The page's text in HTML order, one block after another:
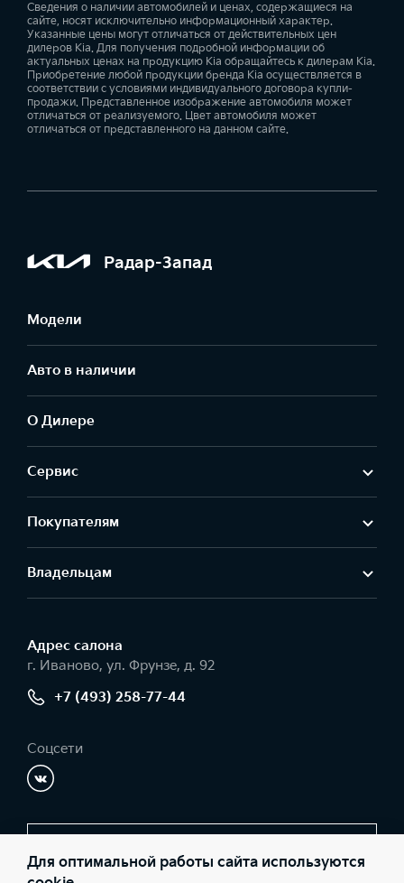
Сведения о наличии автомобилей и ценах, содержащиеся на
сайте, носят исключительно информационный характер.
Указанные цены могут отличаться от действительных цен
дилеров Kia. Для получения подробной информации об
актуальных ценах на продукцию Kia обращайтесь к дилерам Kia.
Приобретение любой продукции бренда Kia осуществляется в
соответствии с условиями индивидуального договора купли-
продажи. Представленное изображение автомобиля может
отличаться от реализуемого. Цвет автомобиля может
отличаться от представленного на данном сайте.
Радар-Запад
Модели
Авто в наличии
О Дилере
Сервис
Покупателям
Владельцам
Адрес салонa
г. Иваново, ул. Фрунзе, д. 92
+7 (493) 258-77-44
Соцсети
Для оптимальной работы сайта используются